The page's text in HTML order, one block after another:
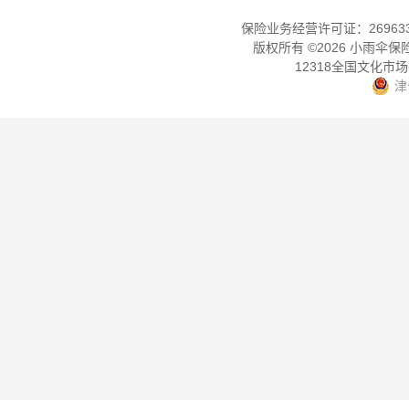
保险业务经营许可证：
版权所有 ©2026 小雨伞保
12318全国文化市